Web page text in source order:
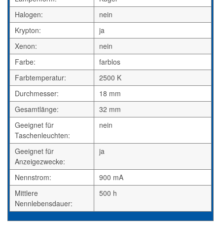
Halogen:
nein
Krypton:
ja
Xenon:
nein
Farbe:
farblos
Farbtemperatur:
2500 K
Durchmesser:
18 mm
Gesamtlänge:
32 mm
Geeignet für
Taschenleuchten:
nein
Geeignet für
Anzeigezwecke:
ja
Nennstrom:
900 mA
Mittlere
Nennlebensdauer:
500 h